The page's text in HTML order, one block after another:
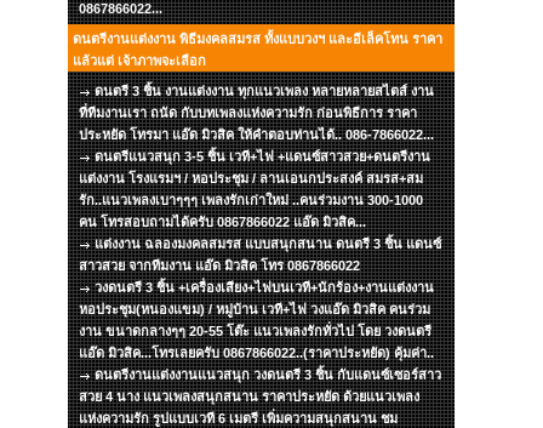
0867866022...
ดนตรีงานแต่งงาน พิธีมงคลสมรส ทั้งแบบวงฯ และอีเล็คโทน ราคา
แล้วแต่ เจ้าภาพจะเลือก
ดนตรี 3 ชิ้น งานแต่งงาน ทุกแนวเพลง หลายหลายสไตส์ งาน
ที่ทีมงานเรา ถนัด กับบทเพลงแห่งความรัก ก่อนพิธีการ ราคา
ประหยัด โทรมา แอ๊ด มิวสิค ให้คำตอบท่านได้.. 086-7866022...
ดนตรีแนวสนุก 3-5 ชิ้น เวที+ไฟ +แดนซ์สาวสวย+ดนตรีงาน
แต่งงาน โรงแรมฯ / หอประชุม / ลานเอนกประสงค์ สมรส+สม
รัก..แนวเพลงเบาๆๆๆ เพลงรักเก่าใหม่ ..คนร่วมงาน 300-1000
คน โทรสอบถามได้ครับ 0867866022 แอ๊ด มิวสิค...
แต่งงาน ฉลองมงคลสมรส แบบสนุกสนาน ดนตรี 3 ชิ้น แดนซ์
สาวสวย จากทีมงาน แอ๊ด มิวสิค โทร 0867866022
วงดนตรี 3 ชิ้น +เครื่องเสียง+ไฟบนเวที+นักร้อง+งานแต่งงาน
หอประชุม(หนองแขม) / หมู่บ้าน เวที+ไฟ วงแอ๊ด มิวสิค คนร่วม
งาน ขนาดกลางๆๆ 20-55 โต๊ะ แนวเพลงรักทั่วไป โดย วงดนตรี
แอ๊ด มิวสิค...โทรเลยครับ 0867866022..(ราคาประหยัด) คุ้มค่า..
ดนตรีงานแต่งงานแนวสนุก วงดนตรี 3 ชิ้น กับแดนซ์เซอร์สาว
สวย 4 นาง แนวเพลงสนุกสนาน ราคาประหยัด ด้วยแนวเพลง
แห่งความรัก รูปแบบเวที 6 เมตรี เพิ่มความสนุกสนาน ชม